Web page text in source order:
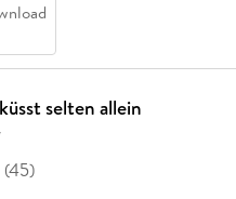
selten allein
(45)